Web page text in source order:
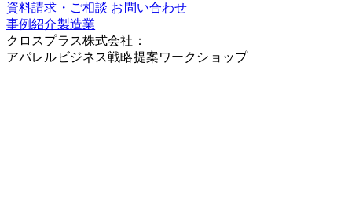
資料請求・ご相談 お問い合わせ
事例紹介製造業
クロスプラス株式会社：
アパレルビジネス戦略提案ワークショップ